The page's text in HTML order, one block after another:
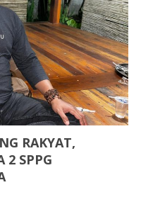
RAKYAT,
2 SPPG